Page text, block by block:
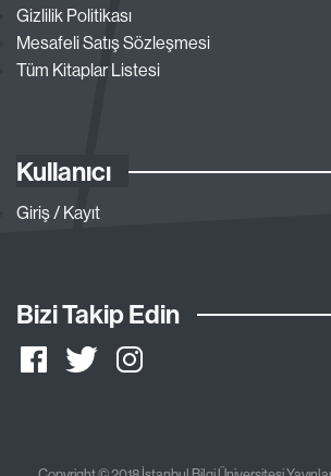
Gizlilik Politikası
Mesafeli Satış Sözleşmesi
Tüm Kitaplar Listesi
Kullanıcı
Giriş / Kayıt
Bizi Takip Edin